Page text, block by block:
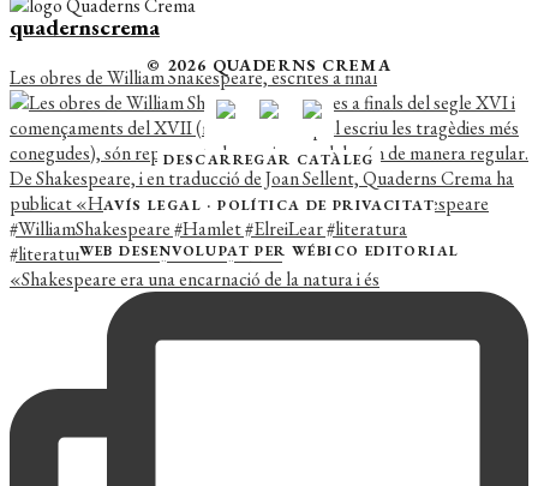
quadernscrema
Les obres de William Shakespeare, escrites a final
«Shakespeare era una encarnació de la natura i és
© 2026 QUADERNS CREMA
DESCARREGAR CATÀLEG
AVÍS LEGAL ·POLÍTICA DE PRIVACITAT
WEB DESENVOLUPAT PER WÉBICO EDITORIAL